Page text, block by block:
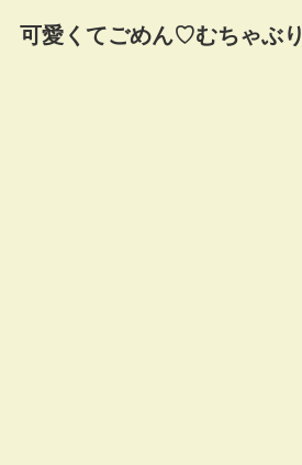
可愛くてごめん♡むちゃぶり